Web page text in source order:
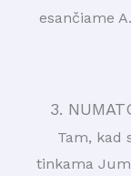
esančiame
3.
Tam, kad
tinkama